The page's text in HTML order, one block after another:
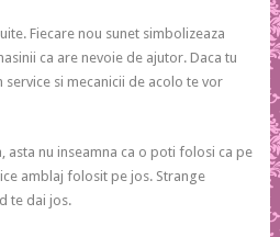
Fiecare nou sunet simbolizeaza
ca are nevoie de ajutor. Daca tu
service si mecanicii de acolo te vor
asta nu inseamna ca o poti folosi ca pe
amblaj folosit pe jos. Strange
te dai jos.